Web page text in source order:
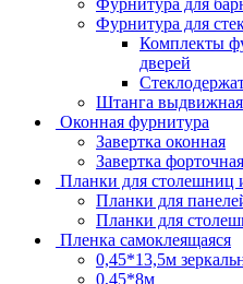
Фурнитура для
Комплекты
дверей
Штанга выдвижная
Оконная фурнитура
Завертка оконная
Завертка форточная
Планки для столешниц
Планки для
Планки для
Пленка самоклеящаяся
0,45*13,5м
0,45*8м